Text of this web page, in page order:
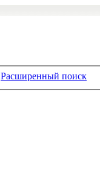
Расширенный поиск